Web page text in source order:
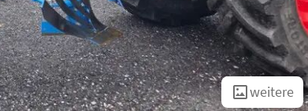
weitere